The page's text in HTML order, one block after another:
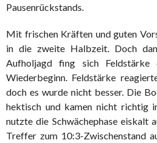
Pausenrückstands.
Mit frischen Kräften und guten
in die zweite Halbzeit. Doch
Aufholjagd fing sich Feldstärke
Wiederbeginn. Feldstärke
doch es wurde nicht besser. Die
hektisch und kamen nicht richtig
nutzte die Schwächephase eiskalt
Treffer zum 10:3-Zwischenstand